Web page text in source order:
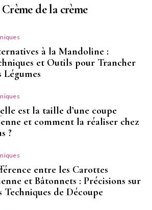
de la crème
à la Mandoline :
et Outils pour Trancher
Légumes
est la taille d’une coupe
et comment la réaliser chez
?
entre les Carottes
et Bâtonnets : Précisions sur
Techniques de Découpe